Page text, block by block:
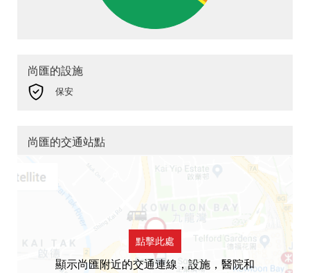
尚匯的設施
保安
尚匯的交通站點
點擊此處
顯示尚匯附近的交通連線，設施，醫院和